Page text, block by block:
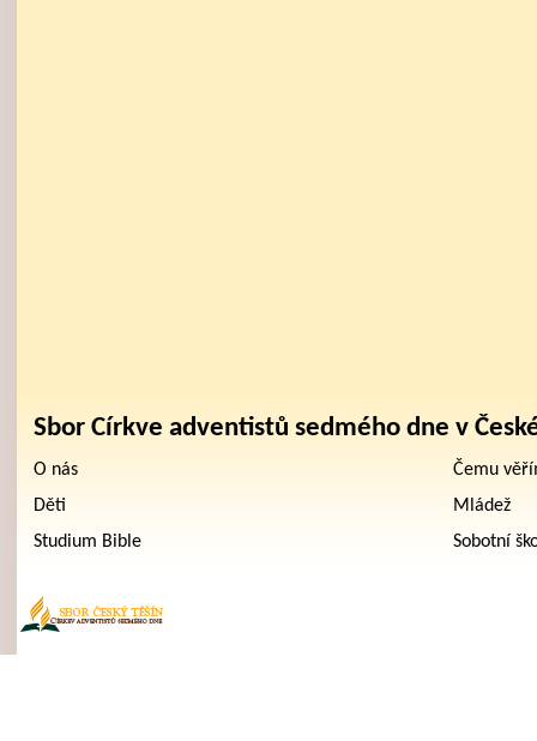
Sbor Církve adventistů sedmého dne v
O nás
Čemu
Děti
Mládež
Studium Bible
Sobotní